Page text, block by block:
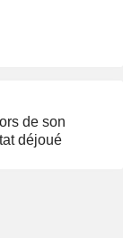
de son
déjoué